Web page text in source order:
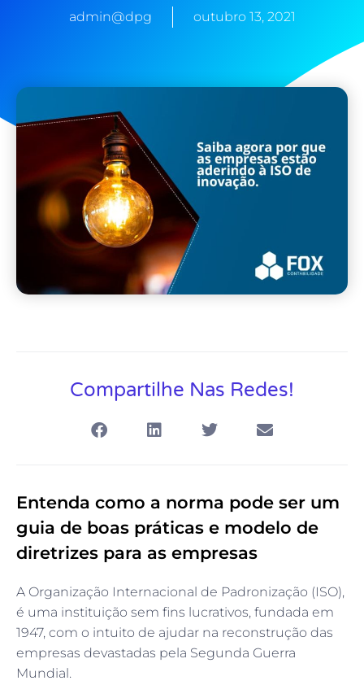
admin@dpg outubro 13, 2021
Compartilhe Nas Redes!
Entenda como a norma pode ser um
guia de boas práticas e modelo de
diretrizes para as empresas
A Organização Internacional de Padronização (ISO),
é uma instituição sem fins lucrativos, fundada em
1947, com o intuito de ajudar na reconstrução das
empresas devastadas pela Segunda Guerra
Mundial.